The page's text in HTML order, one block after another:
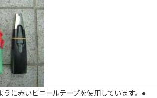
に赤いビニールテープを使用しています。●